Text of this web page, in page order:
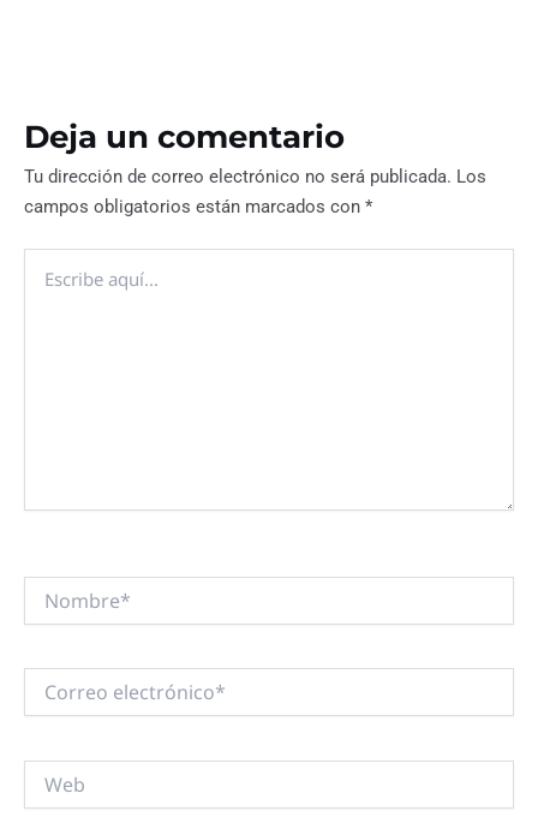
Deja un comentario
Tu dirección de correo electrónico no será publicada. Los
campos obligatorios están marcados con *
aquí...
electrónico*